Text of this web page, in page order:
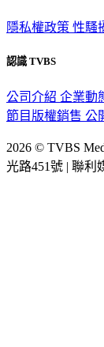
隱私權政策 性騷
認識 TVBS
公司介紹 企業動
節目版權銷售 公
2026 © TVBS
光路451號 | 聯利